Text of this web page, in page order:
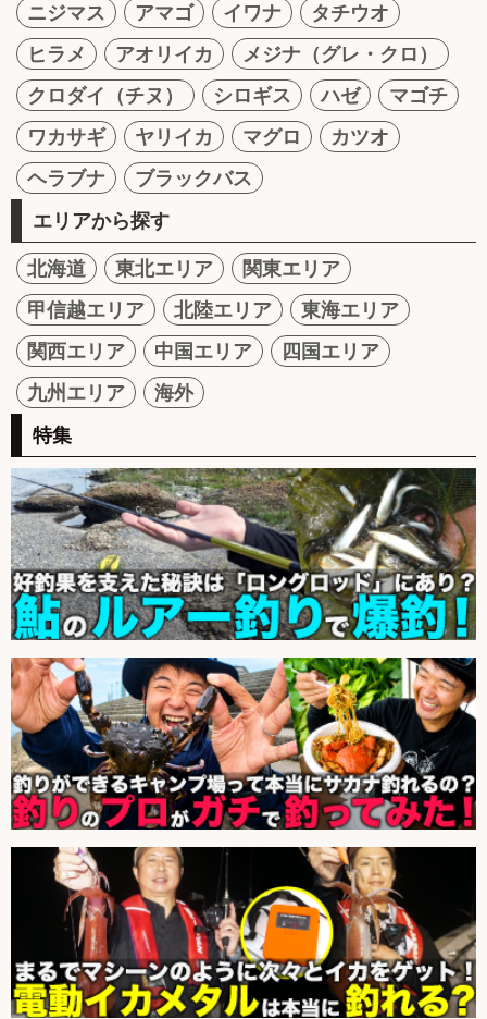
ニジマス
アマゴ イワナ
タチウオ
ヒラメ
アオリイカ
メジナ（グレ・クロ）
クロダイ（チヌ）
シロギス ハゼ
マゴチ
ワカサギ
ヤリイカ マグロ
カツオ
ヘラブナ
ブラックバス
エリアから探す
北海道 東北エリア
関東エリア
甲信越エリア
北陸エリア
東海エリア
関西エリア
中国エリア
四国エリア
九州エリア
海外
特集